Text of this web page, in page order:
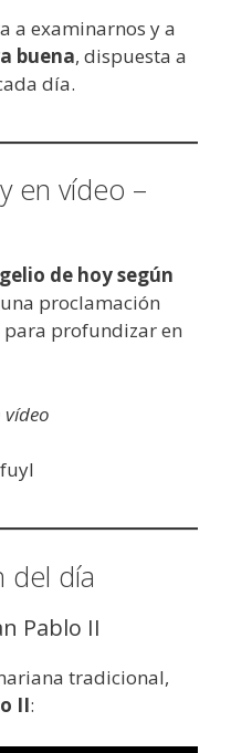
a examinarnos y a
buena, dispuesta a
día.
en vídeo –
de hoy según
proclamación
para profundizar en
vídeo
del día
Pablo II
tradicional,
II: